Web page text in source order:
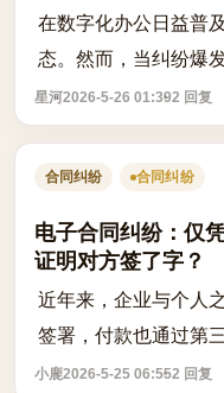
在数字化办公日益普
态。然而，当纠纷爆
份静态的 PDF 文件或
署”或“系统
星河2026-5-26 01:392 回复
合同纠纷 合同纠纷
电子合同纠纷：仅
证明对方签了字？
近年来，企业与个人
签署，付款也通过第
流程。然而一旦发生
小鹿2026-5-25 06:552 回复